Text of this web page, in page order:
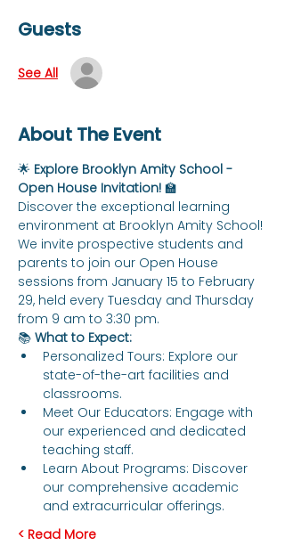
Guests
See All
About The Event
🌟 Explore Brooklyn Amity School -
Open House Invitation! 🏫
Discover the exceptional learning
environment at Brooklyn Amity School!
We invite prospective students and
parents to join our Open House
sessions from January 15 to February
29, held every Tuesday and Thursday
from 9 am to 3:30 pm.
📚 What to Expect:
Personalized Tours: Explore our
state-of-the-art facilities and
classrooms.
Meet Our Educators: Engage with
our experienced and dedicated
teaching staff.
Learn About Programs: Discover
our comprehensive academic
and extracurricular offerings.
Read More >